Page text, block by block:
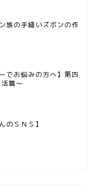
族の手縫いズボンの作
でお悩みの方へ】第四
篇～
のＳＮＳ】